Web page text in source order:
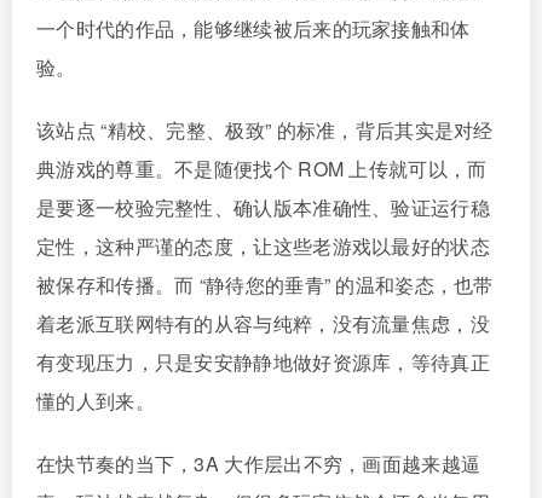
一个时代的作品，能够继续被后来的玩家接触和体
验。
该站点 “精校、完整、极致” 的标准，背后其实是对经
典游戏的尊重。不是随便找个 ROM 上传就可以，而
是要逐一校验完整性、确认版本准确性、验证运行稳
定性，这种严谨的态度，让这些老游戏以最好的状态
被保存和传播。而 “静待您的垂青” 的温和姿态，也带
着老派互联网特有的从容与纯粹，没有流量焦虑，没
有变现压力，只是安安静静地做好资源库，等待真正
懂的人到来。
在快节奏的当下，3A 大作层出不穷，画面越来越逼